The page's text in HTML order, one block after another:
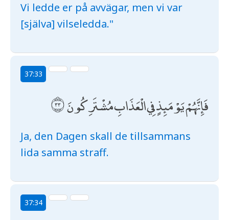
Vi ledde er på avvägar, men vi var
[själva] vilseledda."
37:33
فَإِنَّهُمْ يَوْمَئِذٍ فِي الْعَذَابِ مُشْتَرِكُونَ
Ja, den Dagen skall de tillsammans
lida samma straff.
37:34